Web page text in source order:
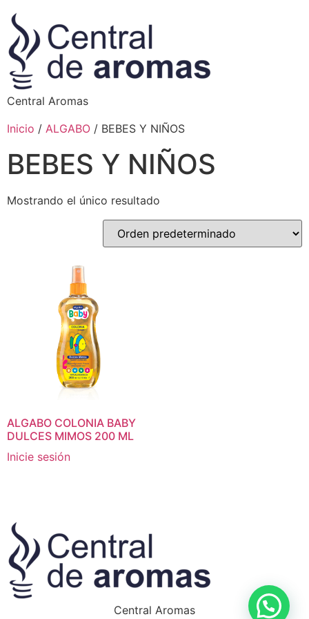
Central Aromas
Inicio / ALGABO / BEBES Y NIÑOS
BEBES Y NIÑOS
Mostrando el único resultado
ALGABO COLONIA BABY
DULCES MIMOS 200 ML
Inicie sesión
Central Aromas